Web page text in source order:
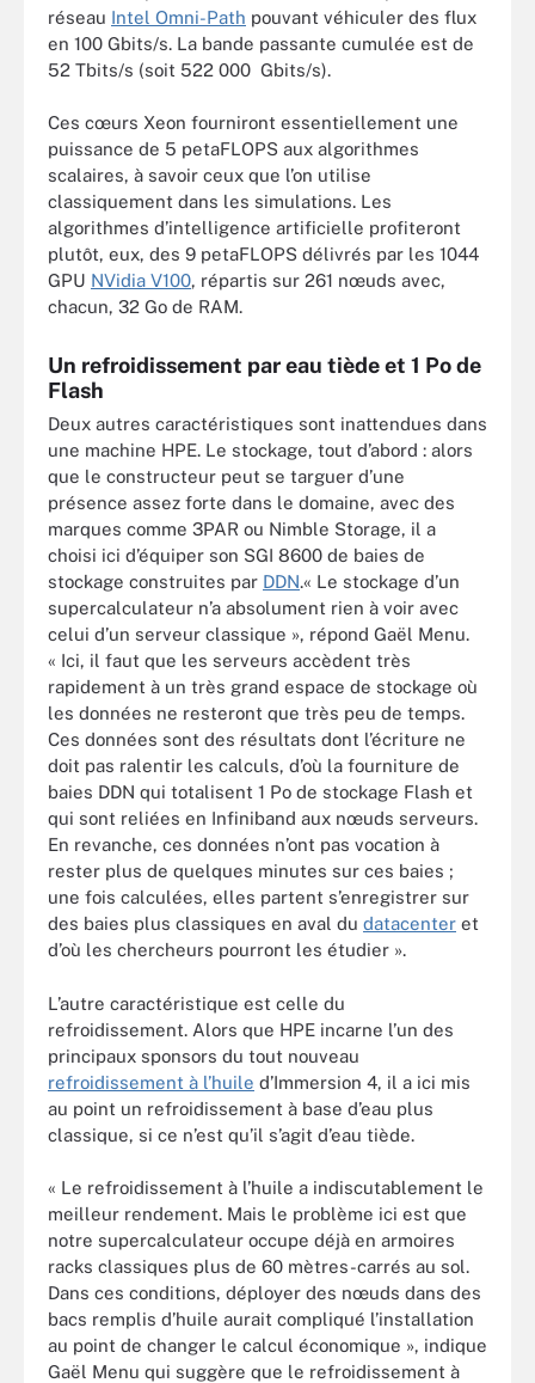
réseau Intel Omni-Path pouvant véhiculer des flux
en 100 Gbits/s. La bande passante cumulée est de
52 Tbits/s (soit 522 000 Gbits/s).
Ces cœurs Xeon fourniront essentiellement une
puissance de 5 petaFLOPS aux algorithmes
scalaires, à savoir ceux que l’on utilise
classiquement dans les simulations. Les
algorithmes d’intelligence artificielle profiteront
plutôt, eux, des 9 petaFLOPS délivrés par les 1044
GPU NVidia V100, répartis sur 261 nœuds avec,
chacun, 32 Go de RAM.
Un refroidissement par eau tiède et 1 Po de
Flash
Deux autres caractéristiques sont inattendues dans
une machine HPE. Le stockage, tout d’abord : alors
que le constructeur peut se targuer d’une
présence assez forte dans le domaine, avec des
marques comme 3PAR ou Nimble Storage, il a
choisi ici d’équiper son SGI 8600 de baies de
stockage construites par DDN.« Le stockage d’un
supercalculateur n’a absolument rien à voir avec
celui d’un serveur classique », répond Gaël Menu.
« Ici, il faut que les serveurs accèdent très
rapidement à un très grand espace de stockage où
les données ne resteront que très peu de temps.
Ces données sont des résultats dont l’écriture ne
doit pas ralentir les calculs, d’où la fourniture de
baies DDN qui totalisent 1 Po de stockage Flash et
qui sont reliées en Infiniband aux nœuds serveurs.
En revanche, ces données n’ont pas vocation à
rester plus de quelques minutes sur ces baies ;
une fois calculées, elles partent s’enregistrer sur
des baies plus classiques en aval du datacenter et
d’où les chercheurs pourront les étudier ».
L’autre caractéristique est celle du
refroidissement. Alors que HPE incarne l’un des
principaux sponsors du tout nouveau
refroidissement à l’huile d’Immersion 4, il a ici mis
au point un refroidissement à base d’eau plus
classique, si ce n’est qu’il s’agit d’eau tiède.
« Le refroidissement à l’huile a indiscutablement le
meilleur rendement. Mais le problème ici est que
notre supercalculateur occupe déjà en armoires
racks classiques plus de 60 mètres-carrés au sol.
Dans ces conditions, déployer des nœuds dans des
bacs remplis d’huile aurait compliqué l’installation
au point de changer le calcul économique », indique
Gaël Menu qui suggère que le refroidissement à